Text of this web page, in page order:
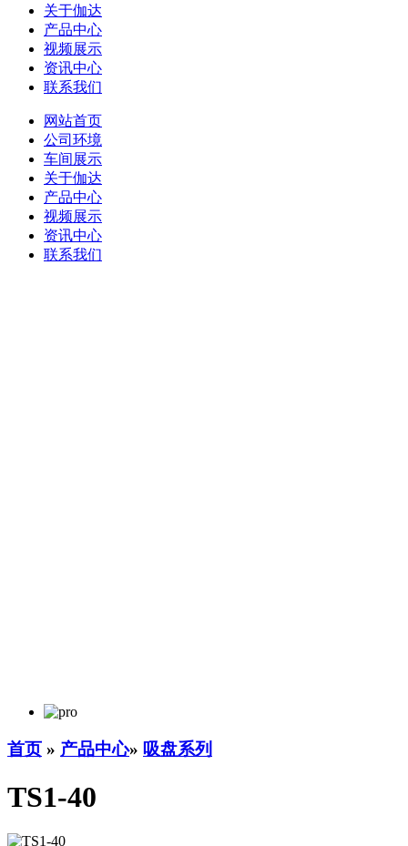
关于伽达
产品中心
视频展示
资讯中心
联系我们
网站首页
公司环境
车间展示
关于伽达
产品中心
视频展示
资讯中心
联系我们
首页 » 产品中心» 吸盘系列
TS1-40